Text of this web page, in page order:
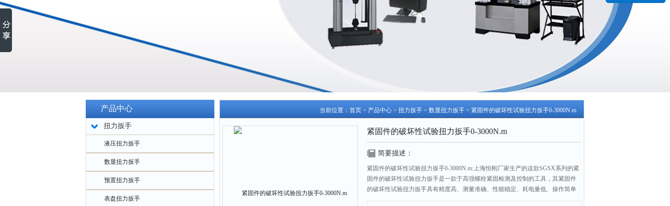
产品中心
扭力扳手
液压扭力扳手
数显扭力扳手
预置扭力扳手
表盘扭力扳手
当前位置： 首页 > 产品中心 > 扭力扳手 > 数显扭力扳手 > 紧固件的破坏性试验扭力扳手0-3000N.m
紧固件的破坏性试验扭力扳手0-3000N.m
简要描述：
紧固件的破坏性试验扭力扳手0-3000N.m:上海恒刚厂家生产的这款SGSX系列的紧
固件的破坏性试验扭力扳手是一款于高强螺栓紧固检测及控制的工具，其紧固件
的破坏性试验扭力扳手具有精度高、测量准确、性能稳定、耗电量低、操作简单
头部可换活动开口头、棘轮头，开口头、勾头、管钳头等特点，该紧固件的破坏